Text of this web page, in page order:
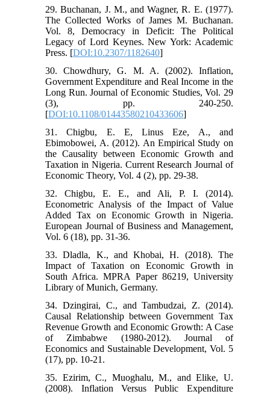
29. Buchanan, J. M., and Wagner, R. E. (1977).
The Collected Works of James M. Buchanan.
Vol. 8, Democracy in Deficit: The Political
Legacy of Lord Keynes. New York: Academic
Press. [DOI:10.2307/1182640]
30. Chowdhury, G. M. A. (2002). Inflation,
Government Expenditure and Real Income in the
Long Run. Journal of Economic Studies, Vol. 29
(3), pp. 240-250.
[DOI:10.1108/01443580210433606]
31. Chigbu, E. E, Linus Eze, A., and
Ebimobowei, A. (2012). An Empirical Study on
the Causality between Economic Growth and
Taxation in Nigeria. Current Research Journal of
Economic Theory, Vol. 4 (2), pp. 29-38.
32. Chigbu, E. E., and Ali, P. I. (2014).
Econometric Analysis of the Impact of Value
Added Tax on Economic Growth in Nigeria.
European Journal of Business and Management,
Vol. 6 (18), pp. 31-36.
33. Dladla, K., and Khobai, H. (2018). The
Impact of Taxation on Economic Growth in
South Africa. MPRA Paper 86219, University
Library of Munich, Germany.
34. Dzingirai, C., and Tambudzai, Z. (2014).
Causal Relationship between Government Tax
Revenue Growth and Economic Growth: A Case
of Zimbabwe (1980-2012). Journal of
Economics and Sustainable Development, Vol. 5
(17), pp. 10-21.
35. Ezirim, C., Muoghalu, M., and Elike, U.
(2008). Inflation Versus Public Expenditure